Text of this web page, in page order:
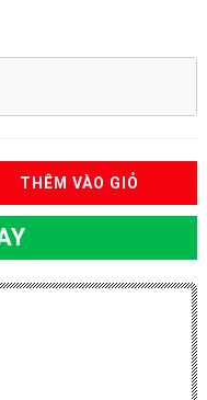
THÊM VÀO GIỎ